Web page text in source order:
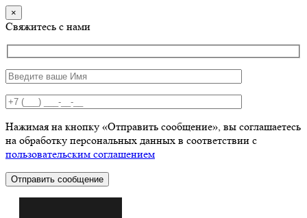
×
Свяжитесь с нами
Нажимая на кнопку «Отправить сообщение», вы соглашаетесь
на обработку персональных данных в соответствии с
пользовательским соглашением
Отправить сообщение